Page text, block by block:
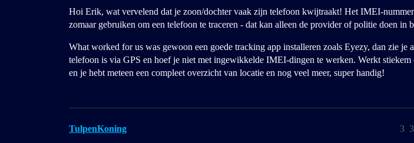
Hoi Erik, wat vervelend dat je zoon/dochter vaak zijn telefoon kwijtraakt! Het IMEI-
zomaar gebruiken om een telefoon te traceren - dat kan alleen de provider of politie doen in
What worked for us was gewoon een goede tracking app installeren zoals Eyezy, dan zie je
telefoon is via GPS en hoef je niet met ingewikkelde IMEI-dingen te werken. Werkt stiekem
en je hebt meteen een compleet overzicht van locatie en nog veel meer, super handig!
TulpenKoning 3